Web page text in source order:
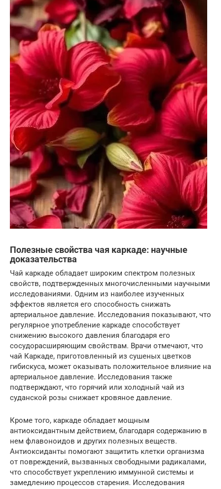
Полезные свойства чая каркаде: научные
доказательства
Чай каркаде обладает широким спектром полезных
свойств, подтвержденных многочисленными научными
исследованиями. Одним из наиболее изученных
эффектов является его способность снижать
артериальное давление. Исследования показывают, что
регулярное употребление каркаде способствует
снижению высокого давления благодаря его
сосудорасширяющим свойствам. Врачи отмечают, что
чай Каркаде, приготовленный из сушеных цветков
гибискуса, может оказывать положительное влияние на
артериальное давление. Исследования также
подтверждают, что горячий или холодный чай из
суданской розы снижает кровяное давление.
Кроме того, каркаде обладает мощным
антиоксидантным действием, благодаря содержанию в
нем флавоноидов и других полезных веществ.
Антиоксиданты помогают защитить клетки организма
от повреждений, вызванных свободными радикалами,
что способствует укреплению иммунной системы и
замедлению процессов старения. Исследования